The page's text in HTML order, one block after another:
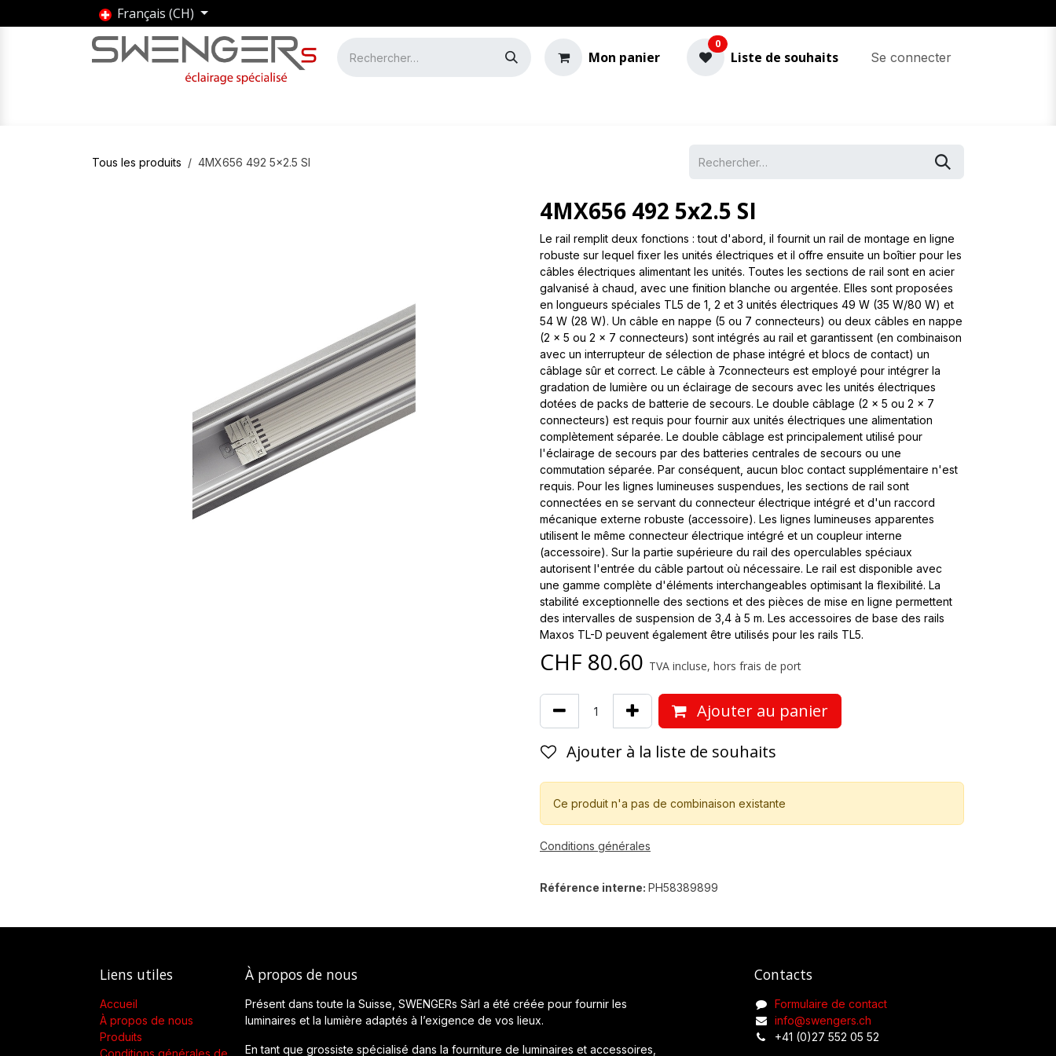
Se rendre au contenu
Français (CH)
Mon panier
0
Liste de souhaits Se connecter
Tous les produits 4MX656 492 5x2.5 SI
4MX656 492 5x2.5 SI
Le rail remplit deux fonctions : tout d'abord, il fournit un rail de montage en ligne
robuste sur lequel fixer les unités électriques et il offre ensuite un boîtier pour les
câbles électriques alimentant les unités. Toutes les sections de rail sont en acier
galvanisé à chaud, avec une finition blanche ou argentée. Elles sont proposées
en longueurs spéciales TL5 de 1, 2 et 3 unités électriques 49 W (35 W/80 W) et
54 W (28 W). Un câble en nappe (5 ou 7 connecteurs) ou deux câbles en nappe
(2 x 5 ou 2 x 7 connecteurs) sont intégrés au rail et garantissent (en combinaison
avec un interrupteur de sélection de phase intégré et blocs de contact) un
câblage sûr et correct. Le câble à 7connecteurs est employé pour intégrer la
gradation de lumière ou un éclairage de secours avec les unités électriques
dotées de packs de batterie de secours. Le double câblage (2 x 5 ou 2 x 7
connecteurs) est requis pour fournir aux unités électriques une alimentation
complètement séparée. Le double câblage est principalement utilisé pour
l'éclairage de secours par des batteries centrales de secours ou une
commutation séparée. Par conséquent, aucun bloc contact supplémentaire n'est
requis. Pour les lignes lumineuses suspendues, les sections de rail sont
connectées en se servant du connecteur électrique intégré et d'un raccord
mécanique externe robuste (accessoire). Les lignes lumineuses apparentes
utilisent le même connecteur électrique intégré et un coupleur interne
(accessoire). Sur la partie supérieure du rail des operculables spéciaux
autorisent l'entrée du câble partout où nécessaire. Le rail est disponible avec
une gamme complète d'éléments interchangeables optimisant la flexibilité. La
stabilité exceptionnelle des sections et des pièces de mise en ligne permettent
des intervalles de suspension de 3,4 à 5 m. Les accessoires de base des rails
Maxos TL-D peuvent également être utilisés pour les rails TL5.
CHF 80.60 TVA incluse, hors frais de port
Ajouter au panier
Ajouter à la liste de souhaits
Ce produit n'a pas de combinaison existante
Conditions générales
Référence interne: PH58389899
Contacts
Formulaire de contact
info@swengers.ch
+41 (0)27 552 05 52
Liens utiles
Accueil
À propos de nous
Produits
À propos de nous
Présent dans toute la Suisse, SWENGERs Sàrl a été créée pour fournir les
luminaires et la lumière adaptés à l’exigence de vos lieux.
En tant que grossiste spécialisé dans la fourniture de luminaires et accessoires,